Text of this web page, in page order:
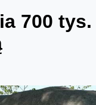
700 tys.